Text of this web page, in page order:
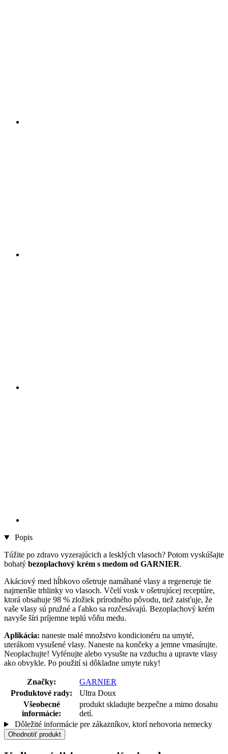
Popis
Túžite po zdravo vyzerajúcich a lesklých vlasoch? Potom vyskúšajte
bohatý bezoplachový krém s medom od GARNIER.
Akáciový med hĺbkovo ošetruje namáhané vlasy a regeneruje tie
najmenšie trhlinky vo vlasoch. Včelí vosk v ošetrujúcej receptúre,
ktorá obsahuje 98 % zložiek prírodného pôvodu, tiež zaisťuje, že
vaše vlasy sú pružné a ľahko sa rozčesávajú. Bezoplachový krém
navyše šíri príjemne teplú vôňu medu.
Aplikácia: naneste malé množstvo kondicionéru na umyté,
uterákom vysušené vlasy. Naneste na končeky a jemne vmasírujte.
Neoplachujte! Vyfénujte alebo vysušte na vzduchu a upravte vlasy
ako obvykle. Po použití si dôkladne umyte ruky!
Značky:
GARNIER
Produktové rady:
Ultra Doux
Všeobecné
informácie:
produkt skladujte bezpečne a mimo dosahu
detí.
Dôležité informácie pre zákazníkov, ktorí nehovoria nemecky
Ohodnotiť produkt